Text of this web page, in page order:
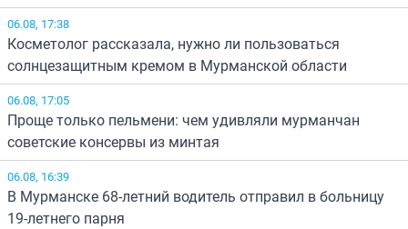
06.08, 17:38
Косметолог рассказала, нужно ли пользоваться
солнцезащитным кремом в Мурманской области
06.08, 17:05
Проще только пельмени: чем удивляли мурманчан
советские консервы из минтая
06.08, 16:39
В Мурманске 68-летний водитель отправил в больницу
19-летнего парня